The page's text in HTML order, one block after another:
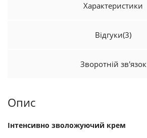
Характеристики
Відгуки(3)
Зворотній зв'язок
Опис
Інтенсивно зволожуючий крем